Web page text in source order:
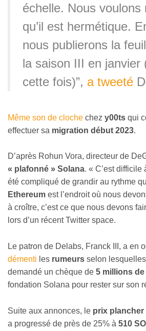
échelle. Nous voulons
qu’il est hermétique.
nous publierons la
la saison III en janvier
cette fois)”, a tweeté
Même son de cloche chez y00ts qui
effectuer sa migration début 2023.
D’après Rohun Vora, directeur de
« plafonné » Solana. « C’est difficile
été compliqué de grandir au rythme
Ethereum est l’endroit où nous
à croître, c’est ce que nous devons
lors d’un récent Twitter space.
Le patron de Delabs, Franck III, a en
démenti les rumeurs selon
demandé un chèque de 5 millions
fondation Solana pour rester sur son
Suite aux annonces, le prix plancher
a progressé de près de 25% à 510